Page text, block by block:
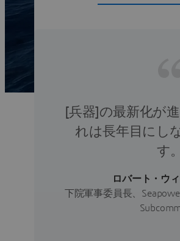
[兵器]の最新化が
れは長年目にし
す。
ロバート・ウ
下院軍事委員長、